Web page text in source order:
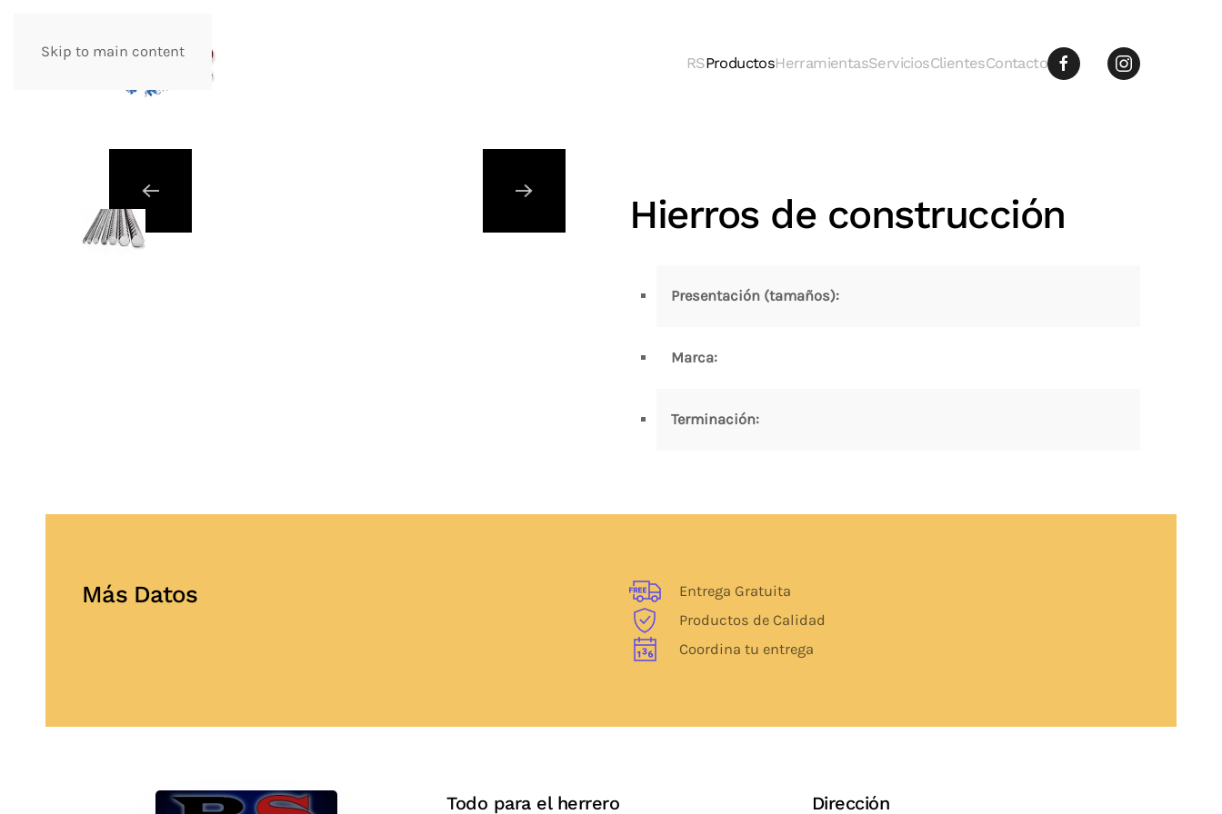
Skip to main content
RSProductosHerramientasServiciosClientesContacto
Hierros de construcción
Presentación (tamaños):
Marca:
Terminación:
Más Datos
Entrega Gratuita
Productos de Calidad
Coordina tu entrega
Todo para el herrero Dirección